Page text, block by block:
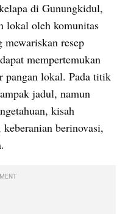
di Gunungkidul,
lokal oleh komunitas
mewariskan resep
mempertemukan
pangan lokal. Pada titik
jadul, namun
kisah
berinovasi,